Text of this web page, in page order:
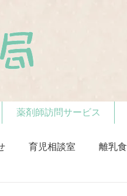
薬剤師訪問サービス
育児相談室 離乳食